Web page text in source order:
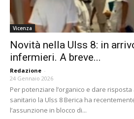
Vicenza
Novità nella Ulss 8: in
infermieri. A breve...
Redazione -
24 Gennaio 2026
Per potenziare l’organico e dare
sanitario la Ulss 8 Berica ha
l’assunzione in blocco di...